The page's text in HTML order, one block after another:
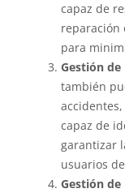
capaz de
reparación
para
Gestión de
también
capaz de
garantizar
usuarios
Gestión de